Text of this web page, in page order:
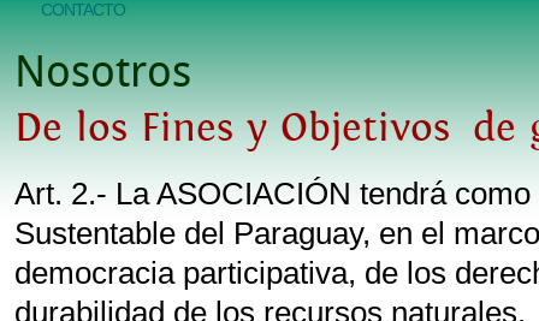
CONTACTO
Nosotros
De los Fines y Objetivos de
Art. 2.- La ASOCIACIÓN tendrá
Sustentable del Paraguay, en el
democracia participativa, de los
durabilidad de los recursos naturales.